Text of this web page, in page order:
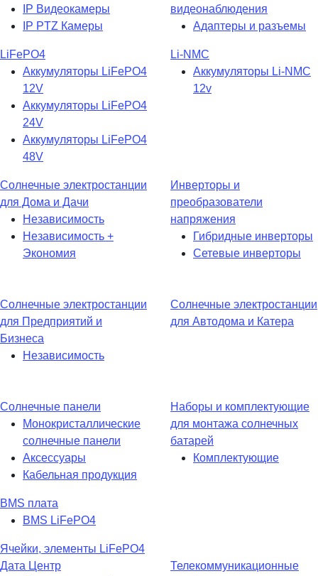
IP Видеокамеры
IP PTZ Камеры
видеонаблюдения
Адаптеры и разъемы
LiFePO4
Аккумуляторы LiFePO4
12V
Аккумуляторы LiFePO4
24V
Аккумуляторы LiFePO4
48V
Li-NMC
Аккумуляторы Li-NMC
12v
Солнечные электростанции
для Дома и Дачи
Независимость
Независимость +
Экономия
Инверторы и
преобразователи
напряжения
Гибридные инверторы
Сетевые инверторы
Солнечные электростанции
для Предприятий и
Бизнеса
Независимость
Солнечные электростанции
для Автодома и Катера
Солнечные панели
Монокристаллические
солнечные панели
Аксессуары
Кабельная продукция
Наборы и комплектующие
для монтажа солнечных
батарей
Комплектующие
BMS плата
BMS LiFePO4
Ячейки, элементы LiFePO4
Дата Центр
Телекоммуникационные